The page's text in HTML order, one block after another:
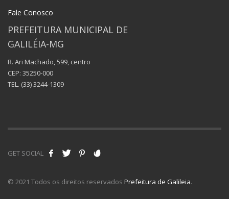
Fale Conosco
PREFEITURA MUNICIPAL DE
GALILÉIA-MG
R. Ari Machado, 599, centro
CEP: 35250-000
TEL. (33) 3244-1309
GET SOCIAL
© 2021 Todos os direitos reservados Prefeitura de Galileia.